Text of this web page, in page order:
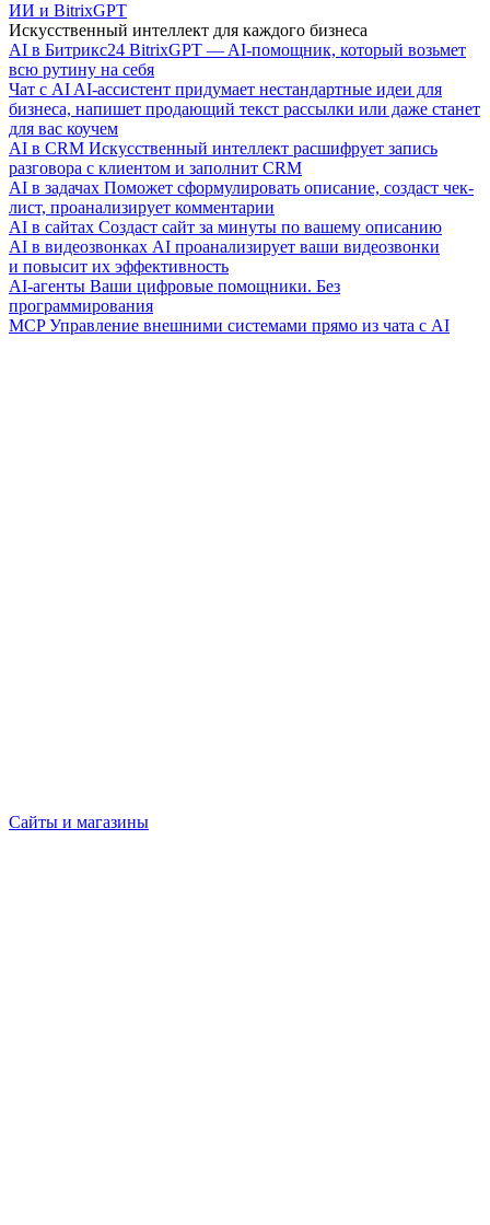
ИИ и BitrixGPT
Искусственный интеллект для каждого бизнеса
AI в Битрикс24 BitrixGPT — AI-помощник, который возьмет
всю рутину на себя
Чат с AI AI-ассистент придумает нестандартные идеи для
бизнеса, напишет продающий текст рассылки или даже станет
для вас коучем
AI в CRM Искусственный интеллект расшифрует запись
разговора с клиентом и заполнит CRM
AI в задачах Поможет сформулировать описание, создаст чек-
лист, проанализирует комментарии
AI в сайтах Создаст сайт за минуты по вашему описанию
AI в видеозвонках AI проанализирует ваши видеозвонки
и повысит их эффективность
AI-агенты Ваши цифровые помощники. Без
программирования
MCP Управление внешними системами прямо из чата с AI
Сайты и магазины